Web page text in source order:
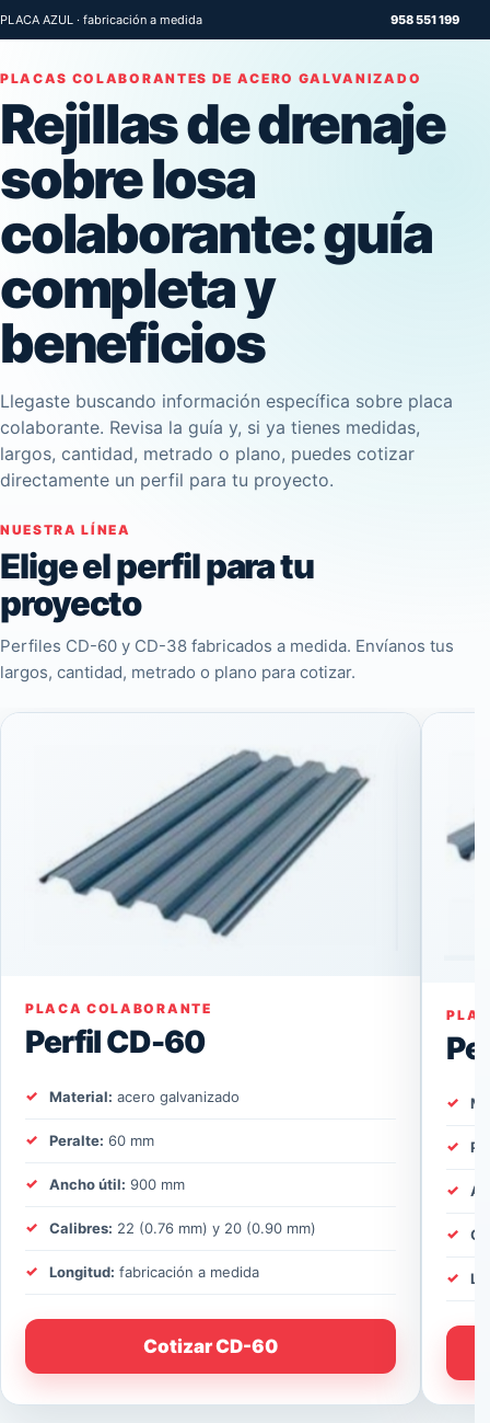
PLACA AZUL · fabricación a medida 958 551 199
PLACAS COLABORANTES DE ACERO GALVANIZADO
Rejillas de drenaje
sobre losa
colaborante: guía
completa y
beneficios
Llegaste buscando información específica sobre placa
colaborante. Revisa la guía y, si ya tienes medidas,
largos, cantidad, metrado o plano, puedes cotizar
directamente un perfil para tu proyecto.
NUESTRA LÍNEA
Elige el perfil para tu
proyecto
Perfiles CD-60 y CD-38 fabricados a medida. Envíanos tus
largos, cantidad, metrado o plano para cotizar.
PLACA COLABORANTE
Perfil CD-60
Material: acero galvanizado
Peralte: 60 mm
Ancho útil: 900 mm
Calibres: 22 (0.76 mm) y 20 (0.90 mm)
Longitud: fabricación a medida
Cotizar CD-60